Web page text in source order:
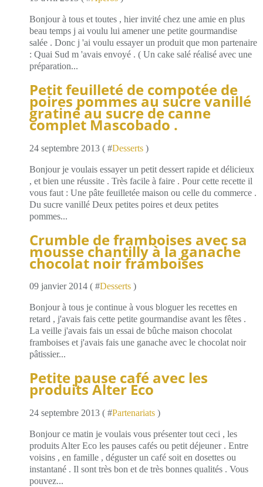
Bonjour à tous et toutes , hier invité chez une amie en plus
beau temps j ai voulu lui amener une petite gourmandise
salée . Donc j 'ai voulu essayer un produit que mon partenaire
: Quai Sud m 'avais envoyé . ( Un cake salé réalisé avec une
préparation...
Petit feuilleté de compotée de
poires pommes au sucre vanillé
gratiné au sucre de canne
complet Mascobado .
24 septembre 2013 ( #Desserts )
Bonjour je voulais essayer un petit dessert rapide et délicieux
, et bien une réussite . Très facile à faire . Pour cette recette il
vous faut : Une pâte feuilletée maison ou celle du commerce .
Du sucre vanillé Deux petites poires et deux petites
pommes...
Crumble de framboises avec sa
mousse chantilly à la ganache
chocolat noir framboises
09 janvier 2014 ( #Desserts )
Bonjour à tous je continue à vous bloguer les recettes en
retard , j'avais fais cette petite gourmandise avant les fêtes .
La veille j'avais fais un essai de bûche maison chocolat
framboises et j'avais fais une ganache avec le chocolat noir
pâtissier...
Petite pause café avec les
produits Alter Eco
24 septembre 2013 ( #Partenariats )
Bonjour ce matin je voulais vous présenter tout ceci , les
produits Alter Eco les pauses cafés ou petit déjeuner . Entre
voisins , en famille , déguster un café soit en dosettes ou
instantané . Il sont très bon et de très bonnes qualités . Vous
pouvez...